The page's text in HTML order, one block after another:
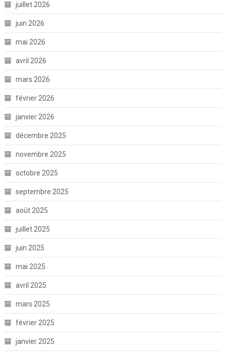
juillet 2026
juin 2026
mai 2026
avril 2026
mars 2026
février 2026
janvier 2026
décembre 2025
novembre 2025
octobre 2025
septembre 2025
août 2025
juillet 2025
juin 2025
mai 2025
avril 2025
mars 2025
février 2025
janvier 2025